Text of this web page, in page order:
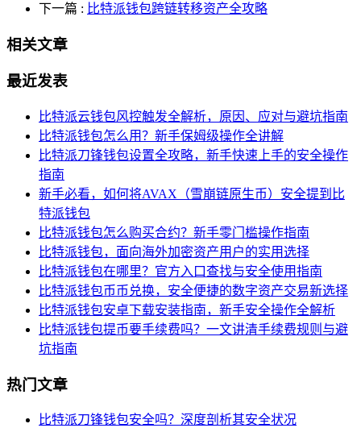
下一篇 : 比特派钱包跨链转移资产全攻略
相关文章
最近发表
比特派云钱包风控触发全解析，原因、应对与避坑指南
比特派钱包怎么用？新手保姆级操作全讲解
比特派刀锋钱包设置全攻略，新手快速上手的安全操作
指南
新手必看，如何将AVAX（雪崩链原生币）安全提到比
特派钱包
比特派钱包怎么购买合约？新手零门槛操作指南
比特派钱包，面向海外加密资产用户的实用选择
比特派钱包在哪里？官方入口查找与安全使用指南
比特派钱包币币兑换，安全便捷的数字资产交易新选择
比特派钱包安卓下载安装指南，新手安全操作全解析
比特派钱包提币要手续费吗？一文讲清手续费规则与避
坑指南
热门文章
比特派刀锋钱包安全吗？深度剖析其安全状况